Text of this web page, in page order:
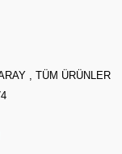
, TÜM ÜRÜNLER